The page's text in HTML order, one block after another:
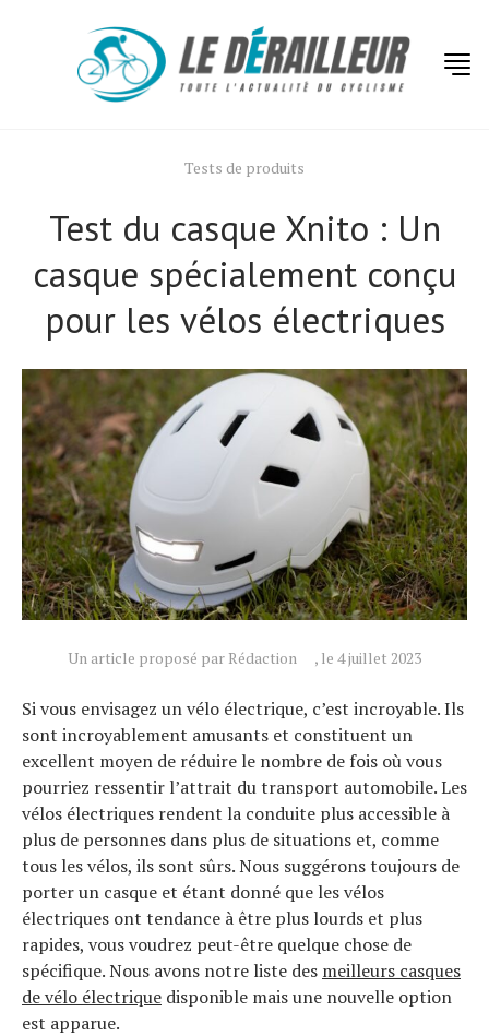
Tests de produits
Test du casque Xnito : Un
casque spécialement conçu
pour les vélos électriques
Un article proposé par Rédaction , le 4 juillet 2023
Si vous envisagez un vélo électrique, c’est incroyable. Ils
sont incroyablement amusants et constituent un
excellent moyen de réduire le nombre de fois où vous
pourriez ressentir l’attrait du transport automobile. Les
vélos électriques rendent la conduite plus accessible à
plus de personnes dans plus de situations et, comme
tous les vélos, ils sont sûrs. Nous suggérons toujours de
porter un casque et étant donné que les vélos
électriques ont tendance à être plus lourds et plus
rapides, vous voudrez peut-être quelque chose de
spécifique. Nous avons notre liste des meilleurs casques
de vélo électrique disponible mais une nouvelle option
est apparue.